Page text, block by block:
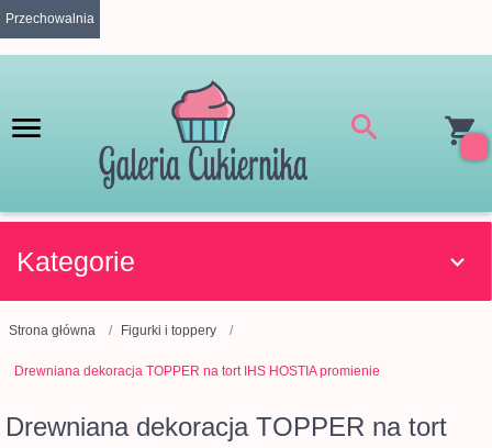
Przechowalnia
Kategorie
Strona główna Figurki i toppery
Drewniana dekoracja TOPPER na tort IHS HOSTIA promienie
Drewniana dekoracja TOPPER na tort